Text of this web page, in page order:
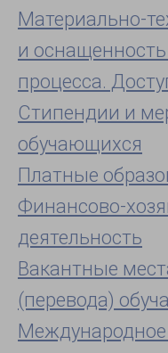
Материально-
и
процесса.
Стипендии и
обучающихся
Платные
Финансово-
деятельность
Вакантные
(перевода)
Международное